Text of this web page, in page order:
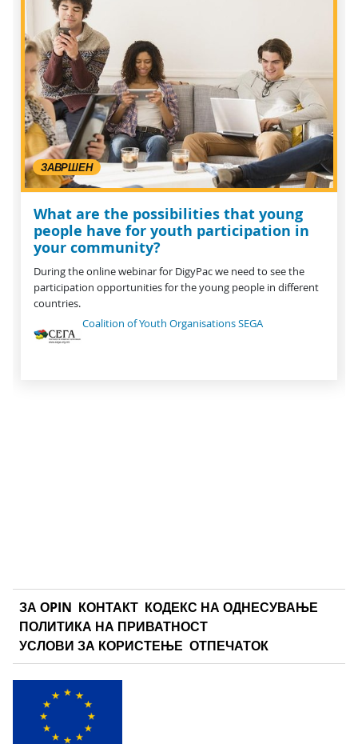
ЗАВРШЕН
What are the possibilities that young
people have for youth participation in
your community?
During the online webinar for DigyPac we need to see the
participation opportunities for the young people in different
countries.
Coalition of Youth Organisations SEGA
ЗА ОPIN КОНТАКТ КОДЕКС НА ОДНЕСУВАЊЕ
ПОЛИТИКА НА ПРИВАТНОСТ
УСЛОВИ ЗА КОРИСТЕЊЕ ОТПЕЧАТОК